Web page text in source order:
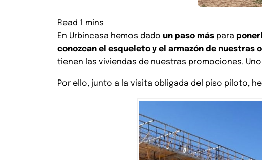
En Urbincasa hemos dado un paso más para
conozcan el esqueleto y el armazón de nuestras
tienen las viviendas de nuestras promociones.
Por ello, junto a la visita obligada del piso piloto,